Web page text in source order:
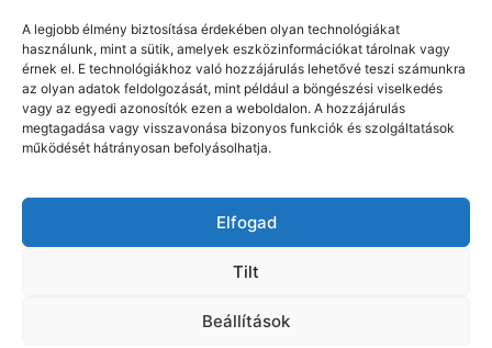
A legjobb élmény biztosítása érdekében olyan technológiákat
használunk, mint a sütik, amelyek eszközinformációkat tárolnak vagy
érnek el. E technológiákhoz való hozzájárulás lehetővé teszi számunkra
az olyan adatok feldolgozását, mint például a böngészési viselkedés
vagy az egyedi azonosítók ezen a weboldalon. A hozzájárulás
megtagadása vagy visszavonása bizonyos funkciók és szolgáltatások
működését hátrányosan befolyásolhatja.
Elfogad
Tilt
Beállítások
Online szerviz bejelentkezés
Szerviz kampányok
Hozom-viszem
SZABÁLYZATOK
Adatvédelmi irányelvek
Üzletszabályzat pénzügyi szolgáltatás
Panaszkezelési szabályzat